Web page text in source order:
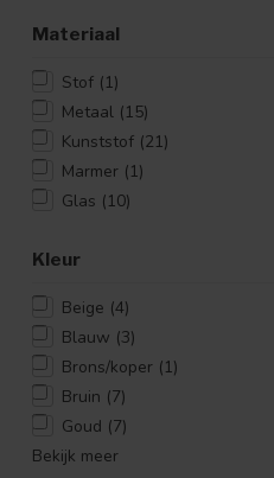
Materiaal
Stof (1)
Metaal (15)
Kunststof (21)
Marmer (1)
Glas (10)
Kleur
Beige (4)
Blauw (3)
Brons/koper (1)
Bruin (7)
Goud (7)
Bekijk meer